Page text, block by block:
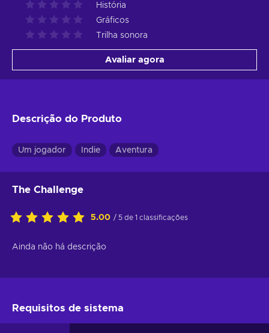
História
Gráficos
Trilha sonora
Avaliar agora
Descrição do Produto
Um jogador Indie Aventura
The Challenge
5.00 / 5 de 1 classificações
Ainda não há descrição
Requisitos de sistema